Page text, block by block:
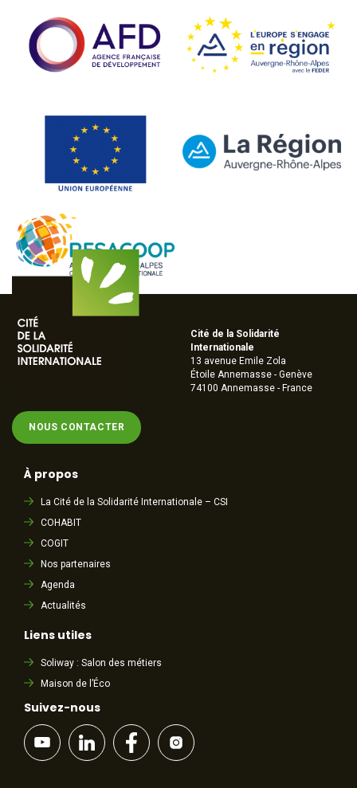
NOUS CONTACTER
Cité de la Solidarité
Internationale
13 avenue Emile Zola
Étoile Annemasse - Genève
74100 Annemasse - France
À propos
La Cité de la Solidarité Internationale – CSI
COHABIT
COGIT
Nos partenaires
Agenda
Actualités
Liens utiles
Soliway : Salon des métiers
Maison de l’Éco
Suivez-nous